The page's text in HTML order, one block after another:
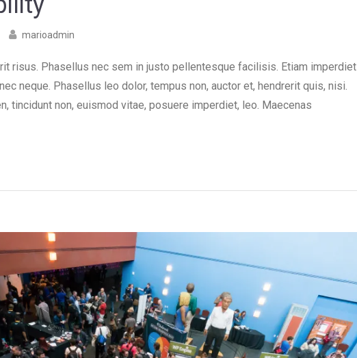
Posted
marioadmin
risus. Phasellus nec sem in justo pellentesque facilisis. Etiam imperdiet
neque. Phasellus leo dolor, tempus non, auctor et, hendrerit quis, nisi.
tincidunt non, euismod vitae, posuere imperdiet, leo. Maecenas